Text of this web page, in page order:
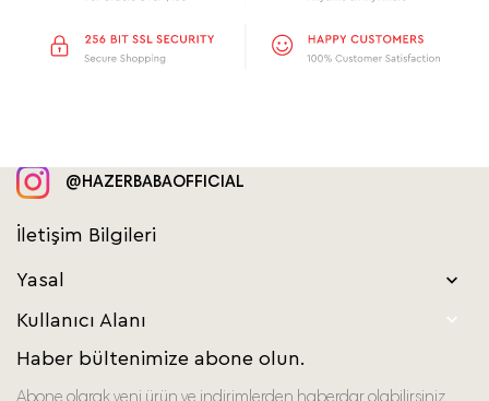
İletişim Bilgileri
@HAZERBABAOFFICIAL
Yasal 
Kullanıcı Alanı 
Haber bültenimize abone olun.